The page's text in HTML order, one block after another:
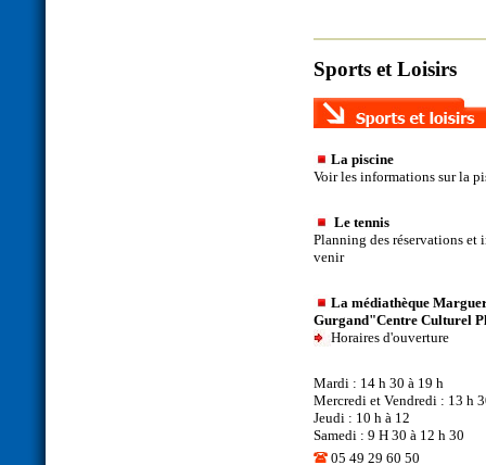
Sports et Loisirs
La piscine
Voir les informations sur la
Le tennis
Planning des réservations et
venir
La médiathèque
Gurgand"Centre Culturel
Horaires d'ouverture
Mardi : 14 h 30 à 19 h
Mercredi et Vendredi : 13 h
Jeudi : 10 h à 12
Samedi : 9 H 30 à 12 h 30
05 49 29 60 50